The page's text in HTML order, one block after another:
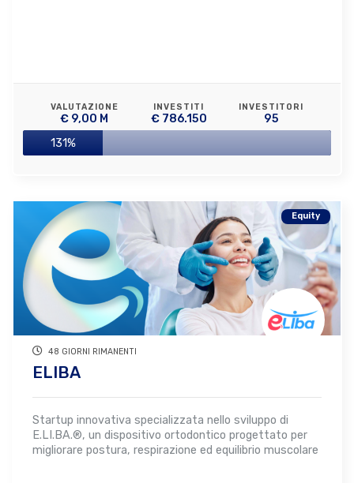
VALUTAZIONE
€ 9,00 M
INVESTITI
€ 786.150
INVESTITORI
95
131%
Equity
48 GIORNI RIMANENTI
ELIBA
Startup innovativa specializzata nello sviluppo di
E.LI.BA.®, un dispositivo ortodontico progettato per
migliorare postura, respirazione ed equilibrio muscolare